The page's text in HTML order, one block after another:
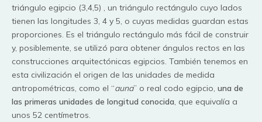
triángulo egipcio (3,4,5) , un triángulo rectángulo cuyo lados
tienen las longitudes 3, 4 y 5, o cuyas medidas guardan estas
proporciones. Es el triángulo rectángulo más fácil de construir
y, posiblemente, se utilizó para obtener ángulos rectos en las
construcciones arquitectónicas egipcios. También tenemos en
esta civilización el origen de las unidades de medida
antropométricas, como el “auna” o real codo egipcio, una de
las primeras unidades de longitud conocida, que equivalía a
unos 52 centímetros.